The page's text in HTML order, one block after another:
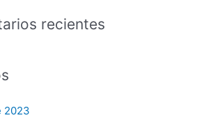
recientes
2023